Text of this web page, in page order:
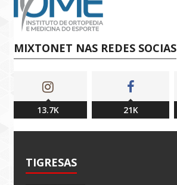
MIXTONET NAS REDES SOCIAS
13.7K 21K
TIGRESAS